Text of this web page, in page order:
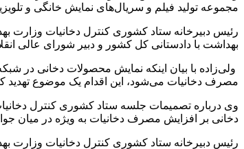
مجموعه تولید فیلم و سریال‌های نمایش خانگی و
رئیس دبیرخانه ستاد کشوری کنترل دخانیات وزارت
بهداشت با دادستانی کل کشور و دبیر شورای عالی
ولی‌زاده با بیان اینکه نمایش محصولات دخانی
مصرف دخانیات می‌شود، این اقدام یک موضوع
وی درباره تصمیمات جلسه ستاد کشوری کنترل
دخانی بر افزایش مصرف دخانیات به ویژه در میان
رئیس دبیرخانه ستاد کشوری کنترل دخانیات وزارت